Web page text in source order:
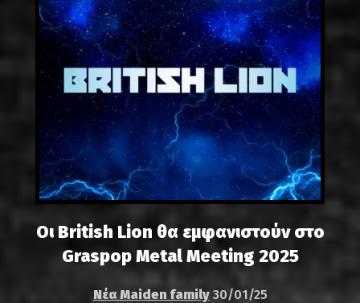
Οι British Lion θα εμφανιστούν στο
Graspop Metal Meeting 2025
Νέα Maiden family 30/01/25